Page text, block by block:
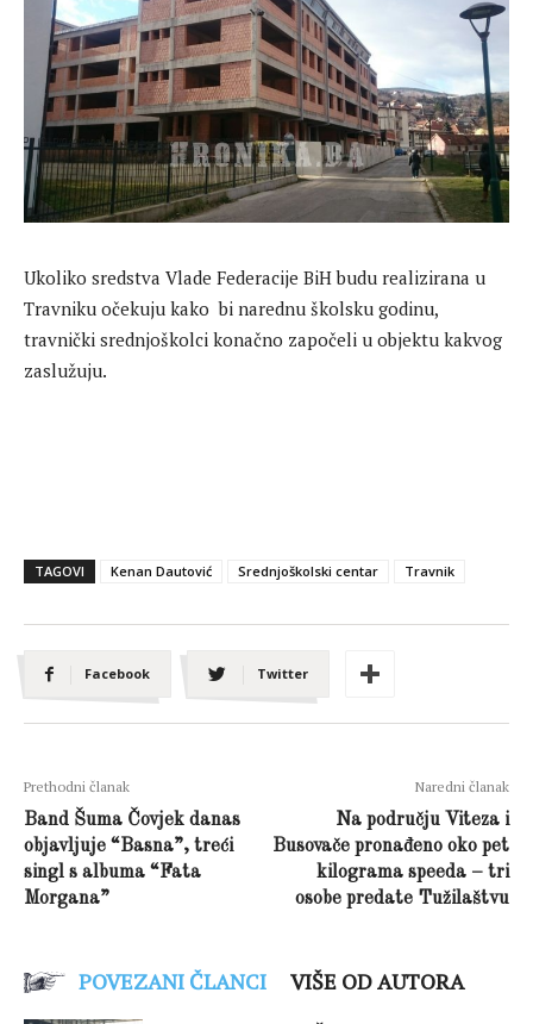
Ukoliko sredstva Vlade Federacije BiH budu realizirana u
Travniku očekuju kako bi narednu školsku godinu,
travnički srednjoškolci konačno započeli u objektu kakvog
zaslužuju.
TAGOVI Kenan Dautović Srednjoškolski centar Travnik
Facebook Twitter
Prethodni članak
Band Šuma Čovjek danas
objavljuje “Basna”, treći
singl s albuma “Fata
Morgana”
Naredni članak
Na području Viteza i
Busovače pronađeno oko pet
kilograma speeda – tri
osobe predate Tužilaštvu
POVEZANI ČLANCI VIŠE OD AUTORA